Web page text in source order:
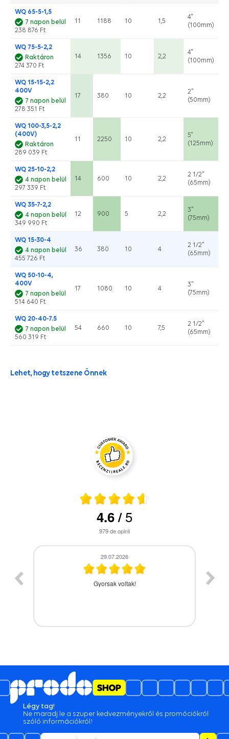
WQ 65-5-1,5
7 napon belül
238 876 Ft
11 1188 10 1,5
4"
(100mm)
WQ 75-5-2,2
Raktáron
274 370 Ft
14 1356 10 2,2
4"
(100mm)
WQ 15-15-2,2
400V
7 napon belül
278 351 Ft
17 380 10 2,2
2"
(50mm)
WQ 100-3,5-2,2
(400V)
Raktáron
289 039 Ft
11 2250 10 2,2
5"
(125mm)
WQ 25-10-2,2
4 napon belül
297 339 Ft
14 600 10 2,2
2 1/2"
(65mm)
WQ 35-7-2,2
4 napon belül
349 990 Ft
12 900 5 2,2
3"
(75mm)
WQ 15-30-4
4 napon belül
455 726 Ft
36 380 10 4
2 1/2"
(65mm)
WQ 50-10-4,
400V
7 napon belül
514 640 Ft
17 1080 10 4
3"
(75mm)
WQ 20-40-7.5
7 napon belül
560 319 Ft
54 660 10 7,5
2 1/2"
(65mm)
Lehet, hogy tetszene Önnek
4.6/5
979de opinii
28.07.2026
A termék időbe megérkezett,gyors kiszolgálás.
Légy tag!
Ne maradj le a szuper kedvezményekről és promóciókról
szóló információkról!